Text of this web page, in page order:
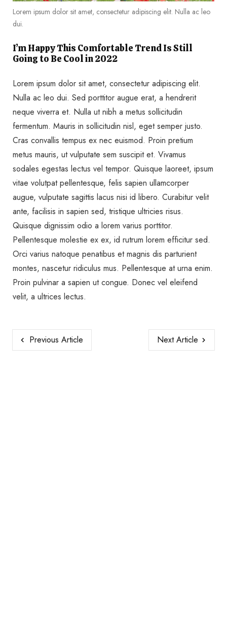
Lorem ipsum dolor sit amet, consectetur adipiscing elit. Nulla ac leo
dui.
I’m Happy This Comfortable Trend Is Still
Going to Be Cool in 2022
Lorem ipsum dolor sit amet, consectetur adipiscing elit.
Nulla ac leo dui. Sed porttitor augue erat, a hendrerit
neque viverra et. Nulla ut nibh a metus sollicitudin
fermentum. Mauris in sollicitudin nisl, eget semper justo.
Cras convallis tempus ex nec euismod. Proin pretium
metus mauris, ut vulputate sem suscipit et. Vivamus
sodales egestas lectus vel tempor. Quisque laoreet, ipsum
vitae volutpat pellentesque, felis sapien ullamcorper
augue, vulputate sagittis lacus nisi id libero. Curabitur velit
ante, facilisis in sapien sed, tristique ultricies risus.
Quisque dignissim odio a lorem varius porttitor.
Pellentesque molestie ex ex, id rutrum lorem efficitur sed.
Orci varius natoque penatibus et magnis dis parturient
montes, nascetur ridiculus mus. Pellentesque at urna enim.
Proin pulvinar a sapien ut congue. Donec vel eleifend
velit, a ultrices lectus.
Previous Article Next Article